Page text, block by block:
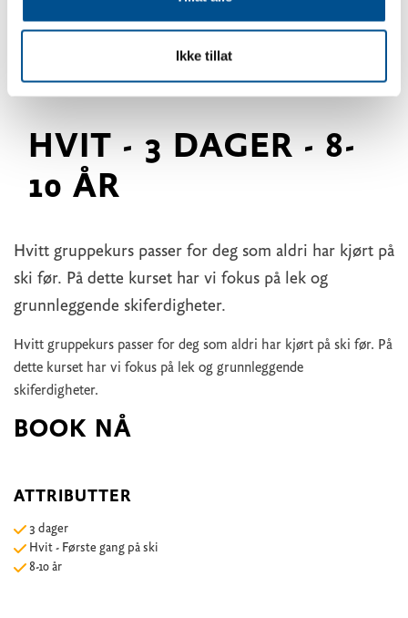
Ikke tillat
HVIT - 3 DAGER - 8-
10 ÅR
Hvitt gruppekurs passer for deg som aldri har kjørt på
ski før. På dette kurset har vi fokus på lek og
grunnleggende skiferdigheter.
Hvitt gruppekurs passer for deg som aldri har kjørt på ski før. På
dette kurset har vi fokus på lek og grunnleggende
skiferdigheter.
BOOK NÅ
ATTRIBUTTER
3 dager
Hvit - Første gang på ski
8-10 år